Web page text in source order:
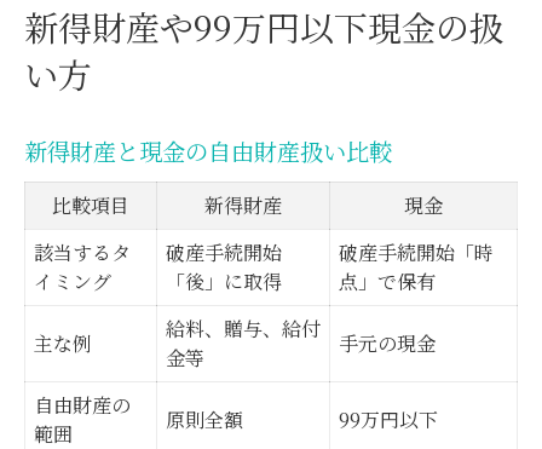
新得財産や99万円以下現金の扱
い方
新得財産と現金の自由財産扱い比較
比較項目 新得財産
現金
該当するタ
イミング
破産手続開始
「後」に取得
破産手続開始「時
点」で保有
主な例
給料、贈与、給付
金等
手元の現金
自由財産の
範囲
原則全額 99万円以下